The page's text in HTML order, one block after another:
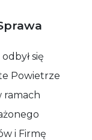
się
Powietrze
ramach
i Firmę
cookie,